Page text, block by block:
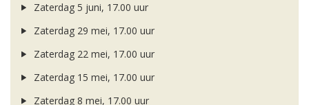
Zaterdag 5 juni, 17.00 uur
Zaterdag 29 mei, 17.00 uur
Zaterdag 22 mei, 17.00 uur
Zaterdag 15 mei, 17.00 uur
Zaterdag 8 mei, 17.00 uur